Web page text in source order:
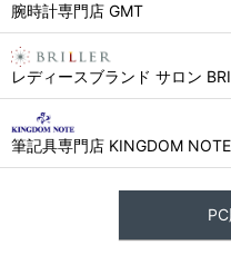
腕時計専門店 GMT
レディースブランド サロン
筆記具専門店 KINGDOM NOTE